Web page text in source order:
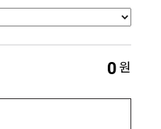
0원